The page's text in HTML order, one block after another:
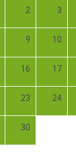
2 3
9 10
16 17
23 24
30